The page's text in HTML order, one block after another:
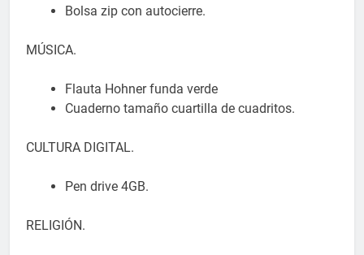
Bolsa zip con autocierre.
MÚSICA.
Flauta Hohner funda verde
Cuaderno tamaño cuartilla de cuadritos.
CULTURA DIGITAL.
Pen drive 4GB.
RELIGIÓN.